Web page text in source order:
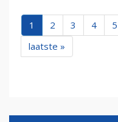
1 2 3 4 5
laatste »